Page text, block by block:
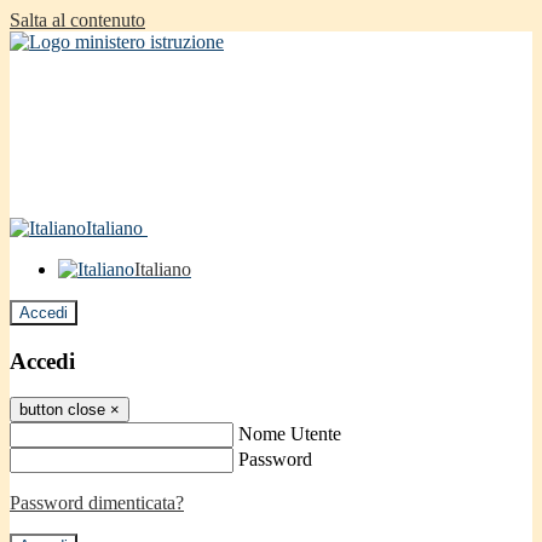
Salta al contenuto
Italiano
Italiano
Accedi
Accedi
button close ×
Nome Utente
Password
Password dimenticata?